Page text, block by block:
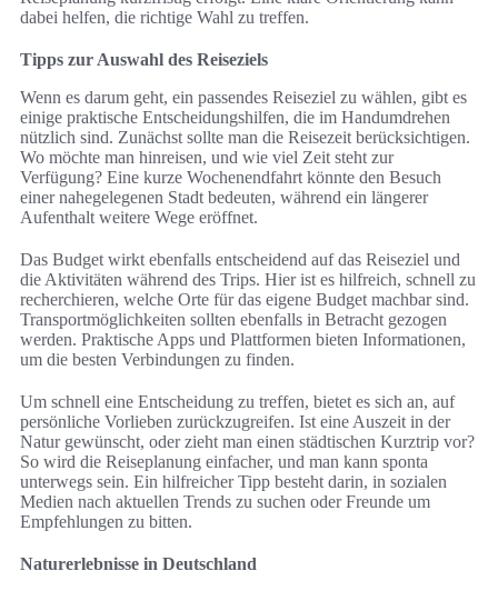
dabei helfen, die richtige Wahl zu treffen.
Tipps zur Auswahl des Reiseziels
Wenn es darum geht, ein passendes Reiseziel zu wählen, gibt es
einige praktische Entscheidungshilfen, die im Handumdrehen
nützlich sind. Zunächst sollte man die Reisezeit berücksichtigen.
Wo möchte man hinreisen, und wie viel Zeit steht zur
Verfügung? Eine kurze Wochenendfahrt könnte den Besuch
einer nahegelegenen Stadt bedeuten, während ein längerer
Aufenthalt weitere Wege eröffnet.
Das Budget wirkt ebenfalls entscheidend auf das Reiseziel und
die Aktivitäten während des Trips. Hier ist es hilfreich, schnell zu
recherchieren, welche Orte für das eigene Budget machbar sind.
Transportmöglichkeiten sollten ebenfalls in Betracht gezogen
werden. Praktische Apps und Plattformen bieten Informationen,
um die besten Verbindungen zu finden.
Um schnell eine Entscheidung zu treffen, bietet es sich an, auf
persönliche Vorlieben zurückzugreifen. Ist eine Auszeit in der
Natur gewünscht, oder zieht man einen städtischen Kurztrip vor?
So wird die Reiseplanung einfacher, und man kann sponta
unterwegs sein. Ein hilfreicher Tipp besteht darin, in sozialen
Medien nach aktuellen Trends zu suchen oder Freunde um
Empfehlungen zu bitten.
Naturerlebnisse in Deutschland